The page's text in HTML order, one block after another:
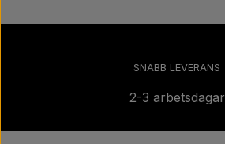
SNABB LEVERANS
2-3 arbetsdagar